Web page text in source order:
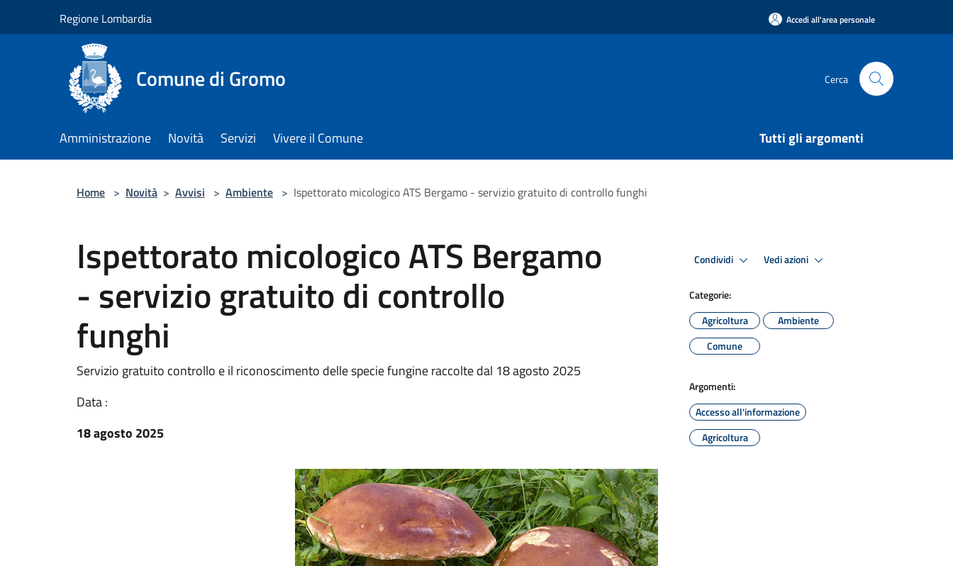
Regione Lombardia Accedi all'area personale
Comune di Gromo Cerca
Amministrazione Novità Servizi Vivere il Comune Tutti gli argomenti
Home > Novità > Avvisi > Ambiente > Ispettorato micologico ATS Bergamo - servizio gratuito di controllo funghi
Ispettorato micologico ATS Bergamo
- servizio gratuito di controllo
funghi
Servizio gratuito controllo e il riconoscimento delle specie fungine raccolte dal 18 agosto 2025
Data :
18 agosto 2025
Condividi Vedi azioni
Categorie:
Agricoltura
Ambiente
Comune
Argomenti:
Accesso all'informazione
Agricoltura